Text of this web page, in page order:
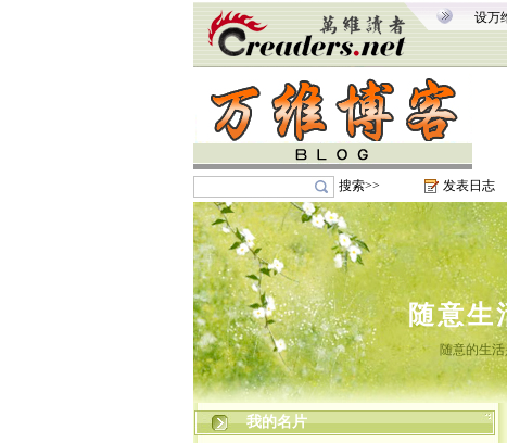
设万
搜索>> 发表日志
随意生
随意的生
我的名片